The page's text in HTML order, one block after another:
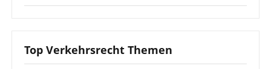
Top Verkehrsrecht Themen